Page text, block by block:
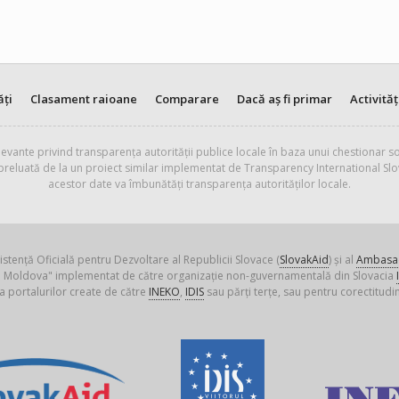
Clasament raioane Comparare Dacă aș fi primar
privind transparența autorității publice locale în baza unui chestionar
de la un proiect similar implementat de Transparency International
acestor date va îmbunătăți transparența autorităților locale.
Oficială pentru Dezvoltare al Republicii Slovace (SlovakAid) și al
implementat de către organizație non-guvernamentală din Slovacia
portalurilor create de către INEKO, IDISsau părți terțe, sau pentru